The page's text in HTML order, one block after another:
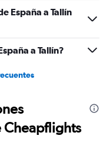
España a Tallín
a Tallín?
Cheapflights